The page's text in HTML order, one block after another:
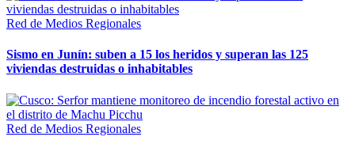
Red de Medios Regionales
Sismo en Junín: suben a 15 los heridos y superan las 125
viviendas destruidas o inhabitables
Red de Medios Regionales